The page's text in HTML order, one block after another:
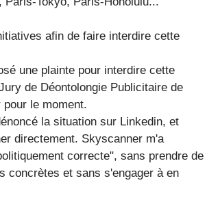
afin de faire interdire cette
une plainte pour interdire cette
de Déontolongie Publicitaire de
pour le moment.
la situation sur Linkedin, et
directement. Skyscanner m'a
correcte", sans prendre de
concrètes et sans s'engager à en